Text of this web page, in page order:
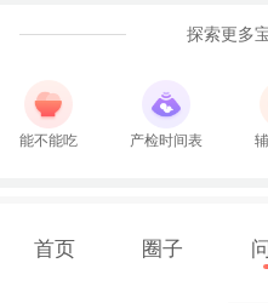
探索更多
能不能吃 产检时间表
首页 圈子